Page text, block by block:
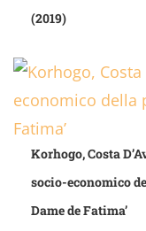
(2019)
Korhogo, Costa
socio-economico
Dame de Fatima’